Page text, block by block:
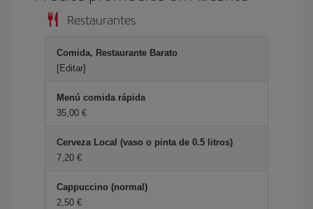
Restaurantes
Comida, Restaurante Barato
[Editar]
Menú comida rápida
35,00 €
Cerveza Local (vaso o pinta de 0.5 litros)
7,20 €
Cappuccino (normal)
2,50 €